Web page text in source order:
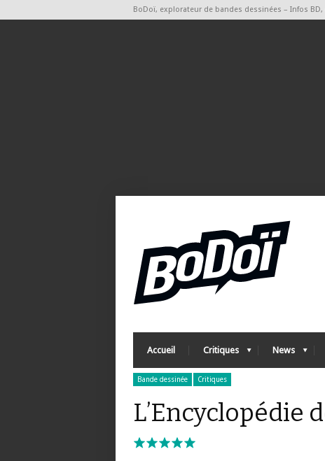
BoDoï, explorateur de bandes dessinées – Infos
Accueil Critiques News
Bande dessinée Critiques
L’Encyclopédie